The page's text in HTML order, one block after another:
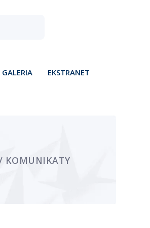
GALERIA EKSTRANET
KOMUNIKATY